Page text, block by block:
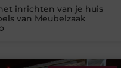
inrichten van je huis
van Meubelzaak